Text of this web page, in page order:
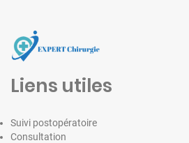
Liens utiles
Suivi postopératoire
Consultation